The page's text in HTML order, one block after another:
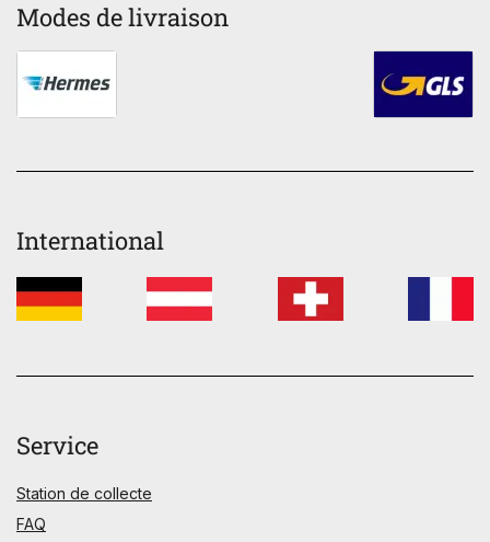
Modes de livraison
International
Service
Station de collecte
FAQ